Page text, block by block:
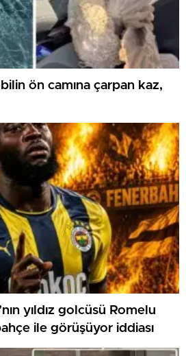
ön camına çarpan kaz,
yıldız golcüsü Romelu
ile görüşüyor iddiası